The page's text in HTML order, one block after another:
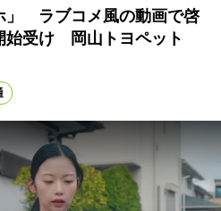
」 ラブコメ風の動画で啓
受け 岡山トヨペット